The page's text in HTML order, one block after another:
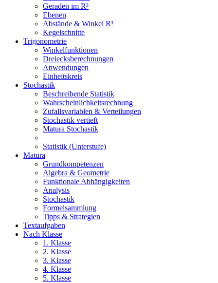
Geraden im R³
Ebenen
Abstände & Winkel R³
Kegelschnitte
Trigonometrie
Winkelfunktionen
Dreiecksberechnungen
Anwendungen
Einheitskreis
Stochastik
Beschreibende Statistik
Wahrscheinlichkeitsrechnung
Zufallsvariablen & Verteilungen
Stochastik vertieft
Matura Stochastik
Statistik (Unterstufe)
Matura
Grundkompetenzen
Algebra & Geometrie
Funktionale Abhängigkeiten
Analysis
Stochastik
Formelsammlung
Tipps & Strategien
Textaufgaben
Nach Klasse
1. Klasse
2. Klasse
3. Klasse
4. Klasse
5. Klasse